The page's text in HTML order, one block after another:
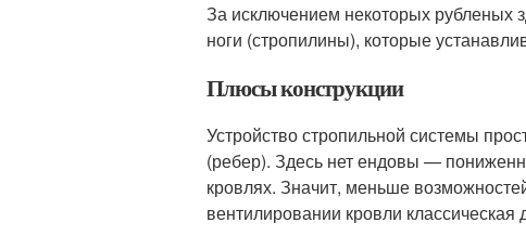
За исключением некоторых рубленых
ноги (стропилины), которые
Плюсы конструкции
Устройство стропильной системы
(ребер). Здесь нет ендовы —
кровлях. Значит, меньше
вентилировании кровли